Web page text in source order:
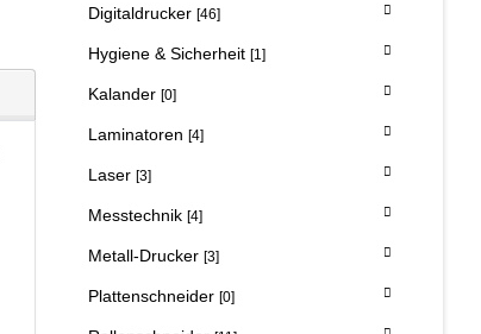
Digitaldrucker [46]
Hygiene & Sicherheit [1]
Kalander [0]
Laminatoren [4]
Laser [3]
Messtechnik [4]
Metall-Drucker [3]
Plattenschneider [0]